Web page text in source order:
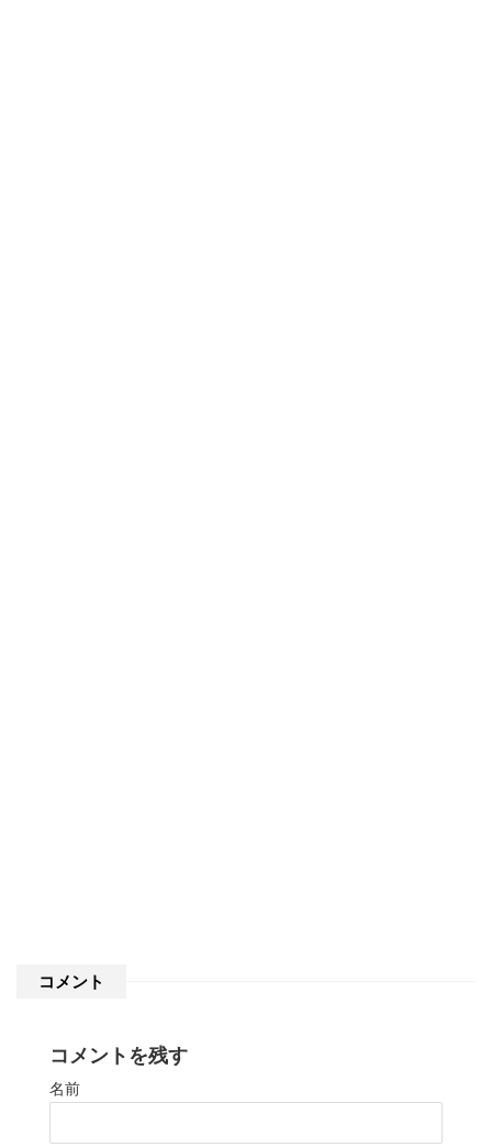
コメント
コメントを残す
名前